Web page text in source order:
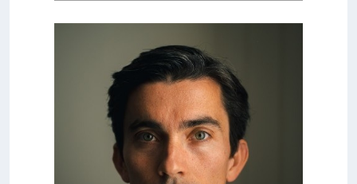
h
a
t
f
e
m
u
l
e